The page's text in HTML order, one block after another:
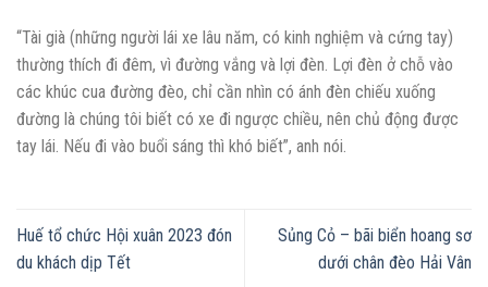
“Tài già (những người lái xe lâu năm, có kinh nghiệm và cứng tay)
thường thích đi đêm, vì đường vắng và lợi đèn. Lợi đèn ở chỗ vào
các khúc cua đường đèo, chỉ cần nhìn có ánh đèn chiếu xuống
đường là chúng tôi biết có xe đi ngược chiều, nên chủ động được
tay lái. Nếu đi vào buổi sáng thì khó biết”, anh nói.
Huế tổ chức Hội xuân 2023 đón
du khách dịp Tết
Sủng Cỏ – bãi biển hoang sơ
dưới chân đèo Hải Vân